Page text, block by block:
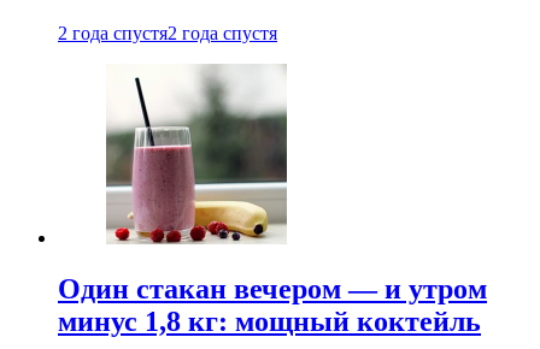
2 года спустя2 года спустя
Один стакан вечером — и утром
минус 1,8 кг: мощный коктейль